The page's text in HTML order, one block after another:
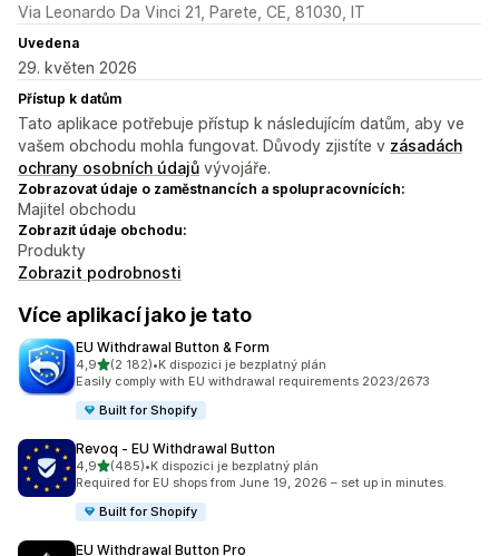
Via Leonardo Da Vinci 21, Parete, CE, 81030, IT
Uvedena
29. květen 2026
Přístup k datům
Tato aplikace potřebuje přístup k následujícím datům, aby ve
vašem obchodu mohla fungovat. Důvody zjistíte v zásadách
ochrany osobních údajů vývojáře.
Zobrazovat údaje o zaměstnancích a spolupracovnících:
Majitel obchodu
Zobrazit údaje obchodu:
Produkty
Zobrazit podrobnosti
Více aplikací jako je tato
EU Withdrawal Button & Form
4,9z 5 hvězd
(2 182)
Celkový počet recenzí: 2182
•K dispozici je bezplatný plán
Easily comply with EU withdrawal requirements 2023/2673
Built for Shopify
Revoq ‑ EU Withdrawal Button
4,9z 5 hvězd
(485)
Celkový počet recenzí: 485
•K dispozici je bezplatný plán
Required for EU shops from June 19, 2026 – set up in minutes.
Built for Shopify
EU Withdrawal Button Pro